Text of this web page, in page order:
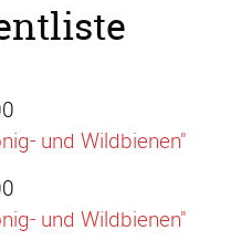
und Wildbienen"
und Wildbienen"